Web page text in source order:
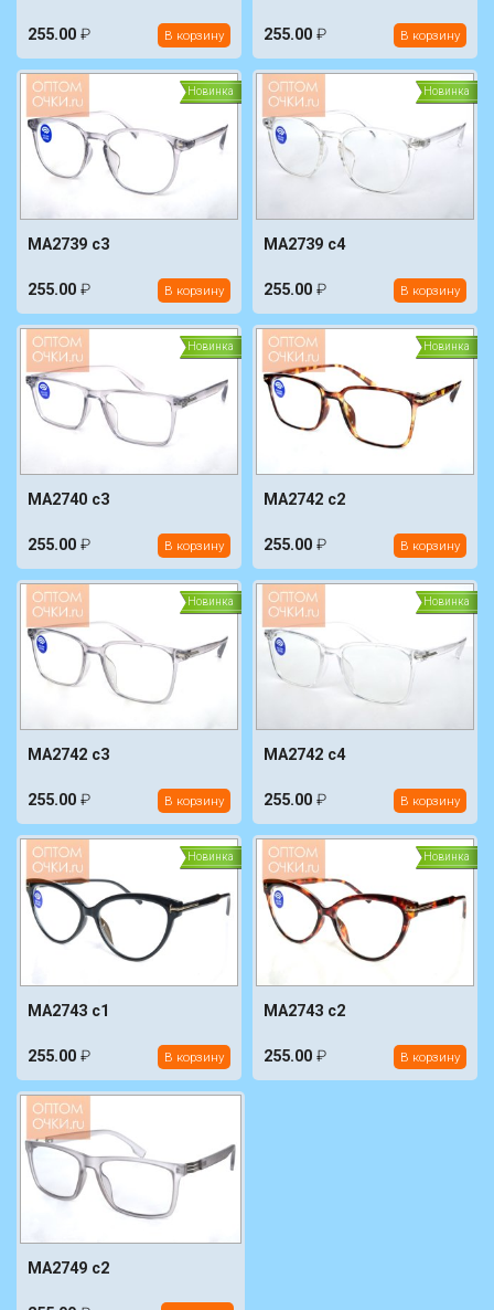
255.00 ₽ В корзину 255.00 ₽ В корзину
Новинка
MA2739 c3
255.00 ₽ В корзину
Новинка
MA2739 c4
255.00 ₽ В корзину
Новинка
MA2740 c3
255.00 ₽ В корзину
Новинка
MA2742 c2
255.00 ₽ В корзину
Новинка
MA2742 c3
255.00 ₽ В корзину
Новинка
MA2742 c4
255.00 ₽ В корзину
Новинка
MA2743 c1
255.00 ₽ В корзину
Новинка
MA2743 c2
255.00 ₽ В корзину
MA2749 c2